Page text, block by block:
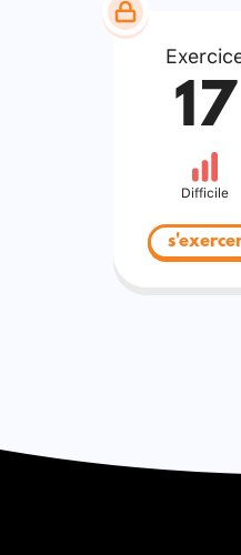
17
Difficile